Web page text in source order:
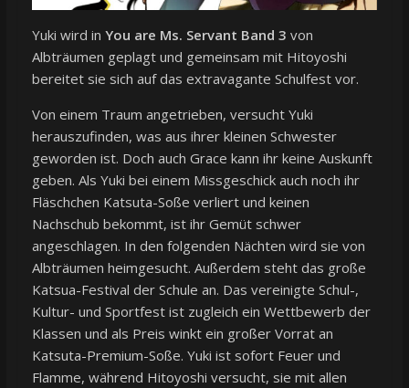
Yuki wird in You are Ms. Servant Band 3 von
Albträumen geplagt und gemeinsam mit Hitoyoshi
bereitet sie sich auf das extravagante Schulfest vor.
Von einem Traum angetrieben, versucht Yuki
herauszufinden, was aus ihrer kleinen Schwester
geworden ist. Doch auch Grace kann ihr keine Auskunft
geben. Als Yuki bei einem Missgeschick auch noch ihr
Fläschchen Katsuta-Soße verliert und keinen
Nachschub bekommt, ist ihr Gemüt schwer
angeschlagen. In den folgenden Nächten wird sie von
Albträumen heimgesucht. Außerdem steht das große
Katsua-Festival der Schule an. Das vereinigte Schul-,
Kultur- und Sportfest ist zugleich ein Wettbewerb der
Klassen und als Preis winkt ein großer Vorrat an
Katsuta-Premium-Soße. Yuki ist sofort Feuer und
Flamme, während Hitoyoshi versucht, sie mit allen